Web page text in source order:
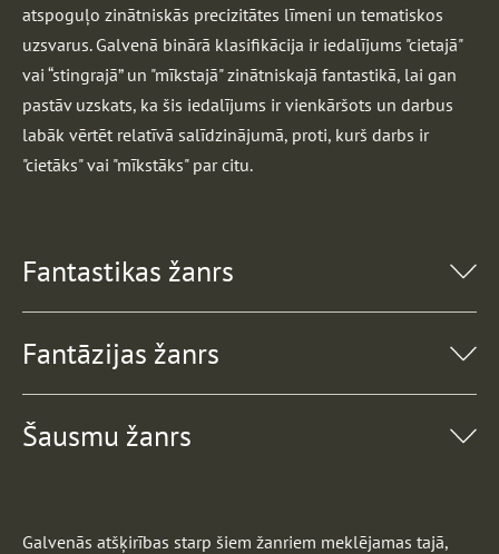
atspoguļo zinātniskās precizitātes līmeni un tematiskos
uzsvarus. Galvenā binārā klasifikācija ir iedalījums "cietajā"
vai “stingrajā” un "mīkstajā" zinātniskajā fantastikā, lai gan
pastāv uzskats, ka šis iedalījums ir vienkāršots un darbus
labāk vērtēt relatīvā salīdzinājumā, proti, kurš darbs ir
"cietāks" vai "mīkstāks" par citu.
Fantastikas žanrs
Fantāzijas žanrs
Šausmu žanrs
Galvenās atšķirības starp šiem žanriem meklējamas tajā,